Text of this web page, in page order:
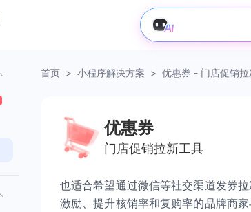
首页 > 小程序解决方案 > 优惠券 - 门店促销
优惠券
门店促销拉新工具
也适合希望通过微信等社交渠道发券
激励、提升核销率和复购率的品牌商